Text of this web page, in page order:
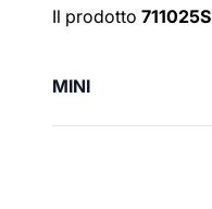
Numeri OE
Il prodotto 711025S
MINI